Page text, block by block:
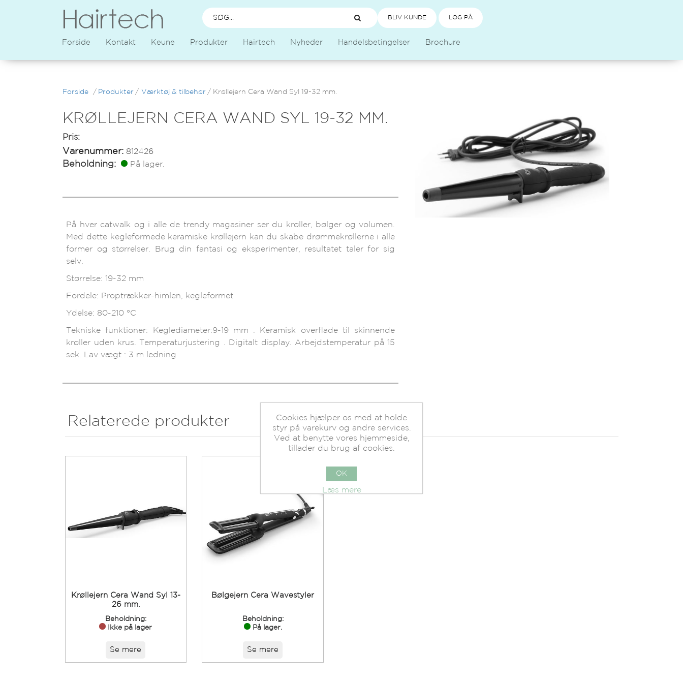
BLIV KUNDE LOG PÅ
Forside Kontakt Keune Produkter Hairtech Nyheder Handelsbetingelser Brochure
Forside / Produkter / Værktøj & tilbehør / Krøllejern Cera Wand Syl 19-32 mm.
KRØLLEJERN CERA WAND SYL 19-32 MM.
Pris:
Varenummer: 812426
Beholdning: På lager.
På hver catwalk og i alle de trendy magasiner ser du krøller, bølger og volumen.
Med dette kegleformede keramiske krøllejern kan du skabe drømmekrøllerne i alle
former og størrelser. Brug din fantasi og eksperimenter, resultatet taler for sig
selv.
Størrelse: 19-32 mm
Fordele: Proptrækker-himlen, kegleformet
Ydelse: 80-210 °C
Tekniske funktioner: Keglediameter:9-19 mm . Keramisk overflade til skinnende
krøller uden krus. Temperaturjustering . Digitalt display. Arbejdstemperatur på 15
sek. Lav vægt : 3 m ledning
Relaterede produkter
Krøllejern Cera Wand Syl 13-
26 mm.
Beholdning:
Ikke på lager
Se mere
Bølgejern Cera Wavestyler
Beholdning:
På lager.
Se mere
Cookies hjælper os med at holde
styr på varekurv og andre services.
Ved at benytte vores hjemmeside,
tillader du brug af cookies.
OK
Læs mere